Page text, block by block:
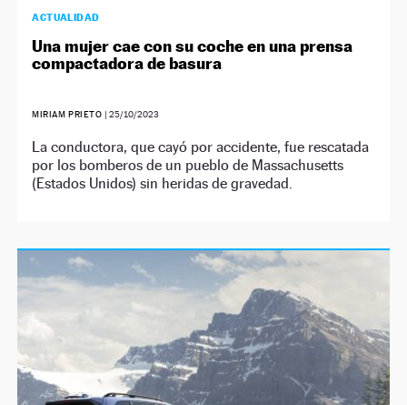
ACTUALIDAD
Una mujer cae con su coche en una prensa
compactadora de basura
MIRIAM PRIETO | 25/10/2023
La conductora, que cayó por accidente, fue rescatada
por los bomberos de un pueblo de Massachusetts
(Estados Unidos) sin heridas de gravedad.